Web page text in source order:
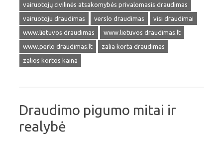
vairuotojų civilinės atsakomybės privalomasis draudimas
vairuotoju draudimas
verslo draudimas
visi draudimai
www.lietuvos draudimas
www.lietuvos draudimas.lt
www.perlo draudimas.lt
zalia korta draudimas
zalios kortos kaina
Draudimo pigumo mitai ir
realybė